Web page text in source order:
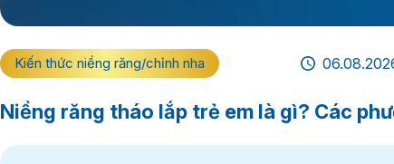
Kiến thức niềng răng/chỉnh nha
Niềng răng tháo lắp trẻ em là gì? Các